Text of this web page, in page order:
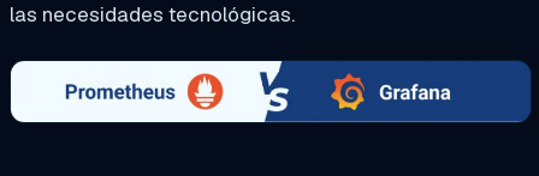
las necesidades tecnológicas.